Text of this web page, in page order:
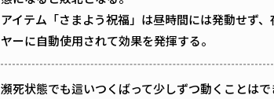
アイテム「さまよう祝福」は昼時間には発動せず
ヤーに自動使用されて効果を発揮する。
瀕死状態でも這いつくばって少しずつ動くことは